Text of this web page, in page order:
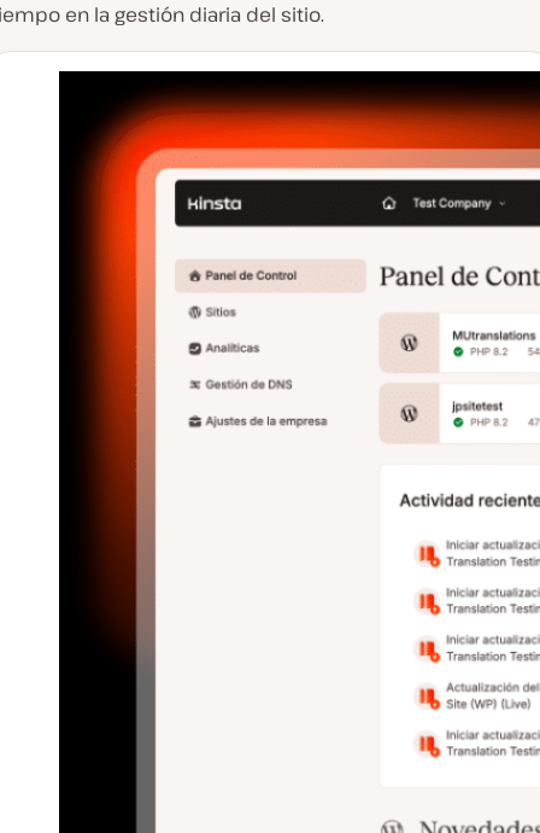
en la gestión diaria del sitio.